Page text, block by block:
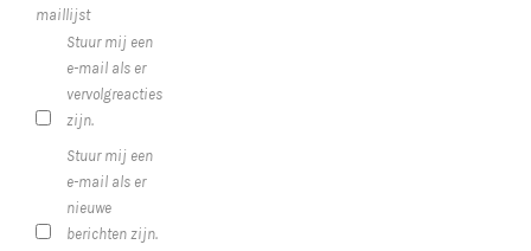
maillijst
Stuur mij een
e-mail als er
vervolgreacties
zijn.
Stuur mij een
e-mail als er
nieuwe
berichten zijn.